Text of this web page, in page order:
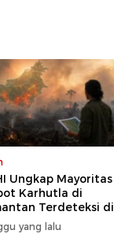
Ungkap Mayoritas
Karhutla di
Terdeteksi di
yang lalu